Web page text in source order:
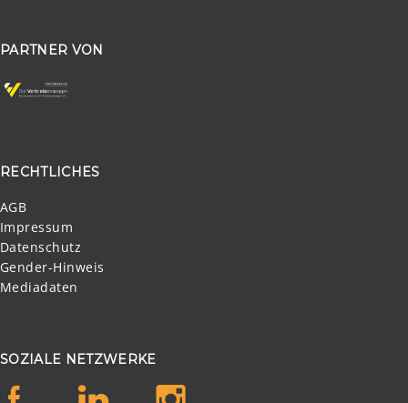
PARTNER VON
RECHTLICHES
AGB
Impressum
Datenschutz
Gender-Hinweis
Mediadaten
SOZIALE NETZWERKE